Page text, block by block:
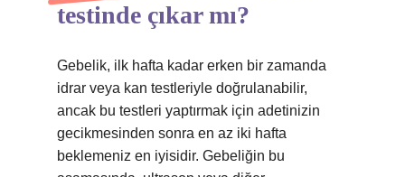
testinde çıkar mı?
Gebelik, ilk hafta kadar erken bir zamanda
idrar veya kan testleriyle doğrulanabilir,
ancak bu testleri yaptırmak için adetinizin
gecikmesinden sonra en az iki hafta
beklemeniz en iyisidir. Gebeliğin bu